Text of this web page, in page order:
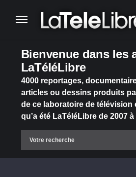
Bienvenue dans les
LaTéléLibre
4000 reportages,
articles ou dessins produits
de ce laboratoire de télévision
qu’a été LaTéléLibre de 2007 à